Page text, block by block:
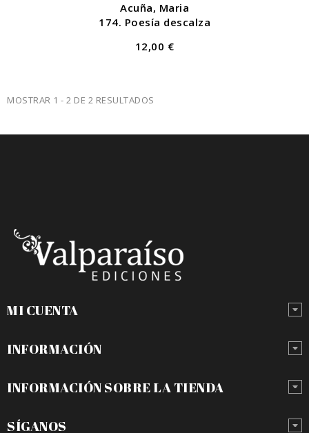
Acuña, Maria
174. Poesía descalza
12,00 €
MOSTRAR 1 - 2 DE 2 RESULTADOS
MI CUENTA
INFORMACIÓN
INFORMACIÓN SOBRE LA TIENDA
SÍGANOS